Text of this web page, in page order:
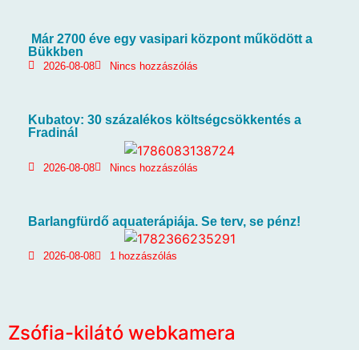
Már 2700 éve egy vasipari központ működött a
Bükkben
2026-08-08 Nincs hozzászólás
Kubatov: 30 százalékos költségcsökkentés a
Fradinál
2026-08-08 Nincs hozzászólás
Barlangfürdő aquaterápiája. Se terv, se pénz!
2026-08-08 1 hozzászólás
Zsófia-kilátó webkamera